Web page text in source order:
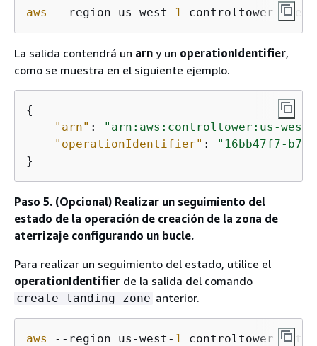
aws --region us-west- 1 controltower
La salida contendrá un arn y un operationIdentifier,
como se muestra en el siguiente ejemplo.
{
"arn" :
"arn:aws:controltower:us-west-
"operationIdentifier" :
"16bb47f7-
}
Paso 5. (Opcional) Realizar un seguimiento del
estado de la operación de creación de la zona de
aterrizaje configurando un bucle.
Para realizar un seguimiento del estado, utilice el
operationIdentifier de la salida del comando
create-landing-zone anterior.
aws --region us-west- 1 controltower